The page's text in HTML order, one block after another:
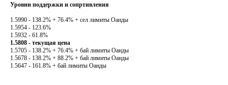
Уровни поддержки и сопртивления
1.5990 - 138.2% + 76.4% + сел лимиты Оанды
1.5954 - 123.6%
1.5932 - 61.8%
1.5808 - текущая цена
1.5705 - 138.2% + 76.4% + бай лимиты Оанды
1.5678 - 138.2% + 88.2% + бай лимиты Оанды
1.5647 - 161.8% + бай лимиты Оанды